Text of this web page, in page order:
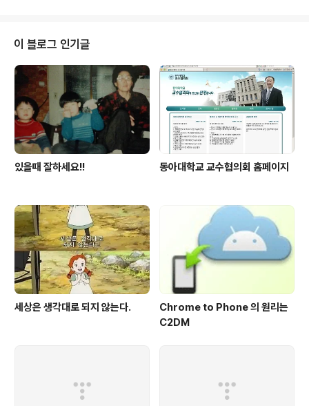
ket을 사용합니다. ) http://msdn.microsoft.com/en-us/library/aa924
919.aspx : IXMLHTTPReq..
이 블로그 인기글
있을때 잘하세요!! 동아대학교 교수협의회 홈페이지
세상은 생각대로 되지 않는다.
Chrome to Phone 의 원리는
C2DM